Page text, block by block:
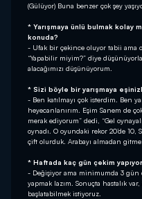
(Gülüyor) Buna benzer çok şey
* Yarışmaya ünlü bulmak kolay
konuda?
- Ufak bir çekince oluyor tabii ama
“Yapabilir miyim?” diye
alacağımızı düşünüyorum.
* Sizi böyle bir yarışmaya
- Ben katılmayı çok isterdim. Ben
heyecanlanırım. Eşim Sanem de
merak ediyorum” dedi, “Gel
oynadı. O oyundaki rekor 20’de 10,
çift olurduk. Arabayı almadan
* Haftada kaç gün çekim
- Değişiyor ama minimumda 3 gün
yapmak lazım. Sonuçta hastalık
başlatabilmek istiyoruz.